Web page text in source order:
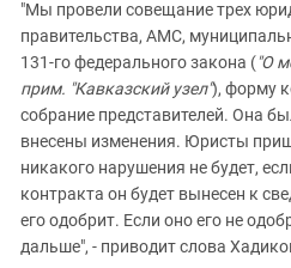
"Мы провели совещание трех
правительства, АМС,
131-го федерального закона ("О
прим. "Кавказский узел"), форму
собрание представителей. Она
внесены изменения. Юристы
никакого нарушения не будет,
контракта он будет вынесен к
его одобрит. Если оно его не
дальше", - приводит слова